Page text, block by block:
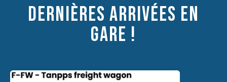
DERNIÈRES ARRIVÉES EN
GARE !